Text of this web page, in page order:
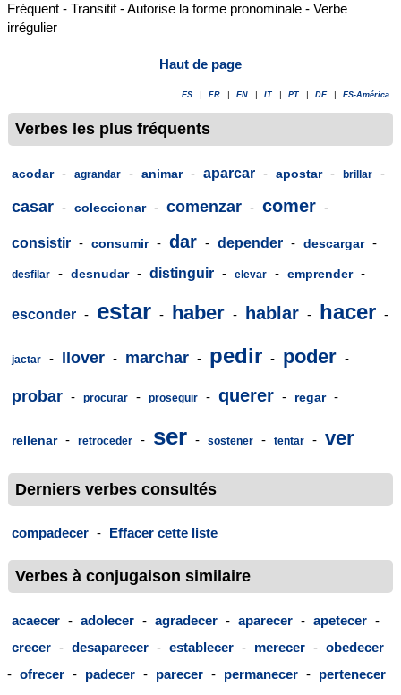
Fréquent - Transitif - Autorise la forme pronominale - Verbe
irrégulier
Haut de page
ES FR EN IT PT DE ES-América
Verbes les plus fréquents
acodar - agrandar - animar - aparcar - apostar - brillar -
casar - coleccionar - comenzar - comer -
consistir - consumir - dar - depender - descargar -
desfilar - desnudar - distinguir - elevar - emprender -
esconder - estar - haber - hablar - hacer -
jactar - llover - marchar - pedir - poder -
probar - procurar - proseguir - querer - regar -
rellenar - retroceder - ser - sostener - tentar - ver
Derniers verbes consultés
compadecer - Effacer cette liste
Verbes à conjugaison similaire
acaecer - adolecer - agradecer - aparecer - apetecer -
crecer - desaparecer - establecer - merecer - obedecer
- ofrecer - padecer - parecer - permanecer - pertenecer